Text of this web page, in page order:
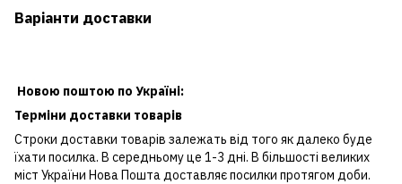
Варіанти доставки
Новою поштою по Україні:
Терміни доставки товарів
Строки доставки товарів залежать від того як далеко буде
їхати посилка. В середньому це 1-3 дні. В більшості великих
міст України Нова Пошта доставляє посилки протягом доби.